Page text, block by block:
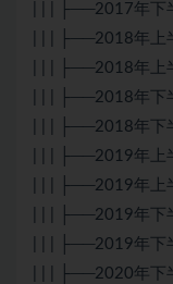
| | | ├──2017年下
| | | ├──2018年上
| | | ├──2018年上
| | | ├──2018年下
| | | ├──2018年下
| | | ├──2019年上
| | | ├──2019年上
| | | ├──2019年下
| | | ├──2019年下
| | | ├──2020年下